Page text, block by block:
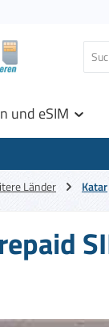
und eSIM
Länder Katar